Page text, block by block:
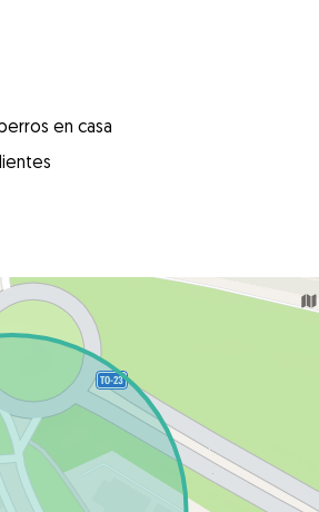
en casa